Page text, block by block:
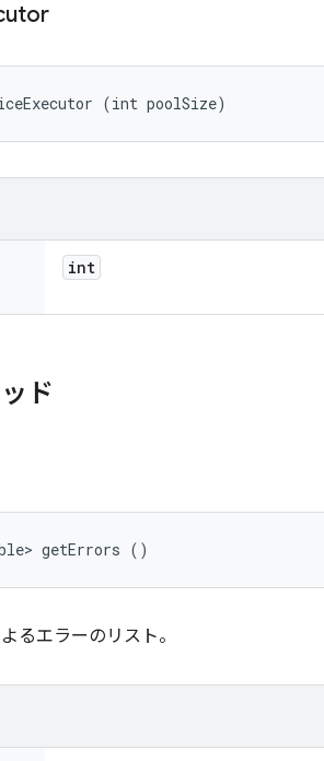
(int poolSize)
int
ド
getErrors ()
るエラーのリスト。